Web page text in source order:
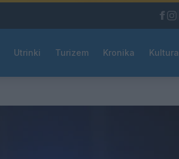
Utrinki Turizem Kronika Kultura